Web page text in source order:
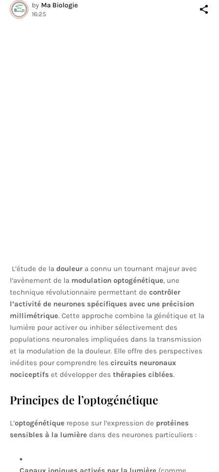
by Ma Biologie
16:25
L’étude de la douleur a connu un tournant majeur avec
l’avènement de la modulation optogénétique, une
technique révolutionnaire permettant de contrôler
l’activité de neurones spécifiques avec une précision
millimétrique. Cette approche combine la génétique et la
lumière pour activer ou inhiber sélectivement des
populations neuronales impliquées dans la transmission
et la modulation de la douleur. Elle offre des perspectives
inédites pour comprendre les circuits neuronaux
nociceptifs et développer des thérapies ciblées.
Principes de l’optogénétique
L’optogénétique repose sur l’expression de protéines
sensibles à la lumière dans des neurones particuliers :